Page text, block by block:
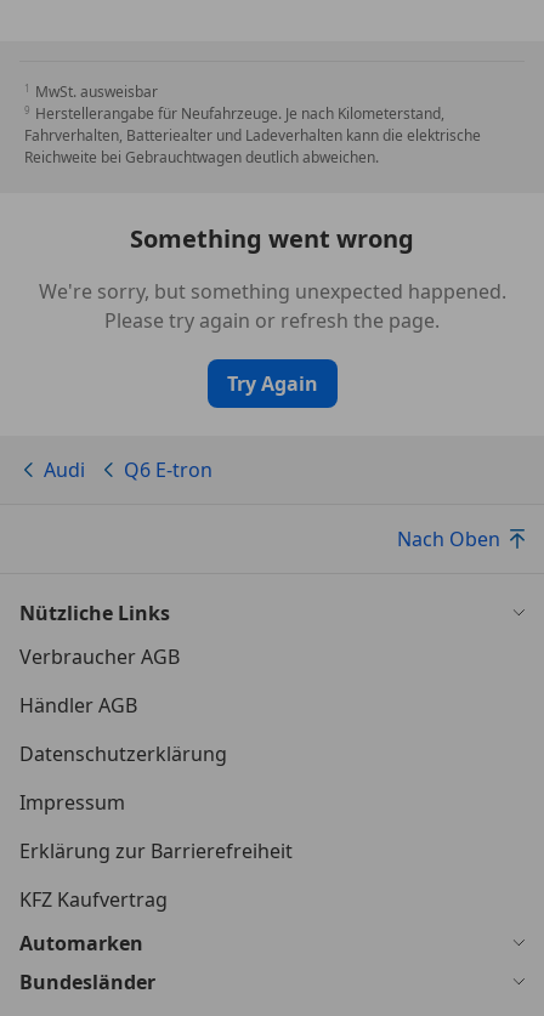
MwSt. ausweisbar
Herstellerangabe für Neufahrzeuge. Je nach Kilometerstand,
Fahrverhalten, Batteriealter und Ladeverhalten kann die elektrische
Reichweite bei Gebrauchtwagen deutlich abweichen.
Something went wrong
We're sorry, but something unexpected happened.
Please try again or refresh the page.
Try Again
Audi Q6 E-tron
Nach Oben
Nützliche Links
Verbraucher AGB
Händler AGB
Datenschutzerklärung
Impressum
Erklärung zur Barrierefreiheit
KFZ Kaufvertrag
Automarken
Bundesländer